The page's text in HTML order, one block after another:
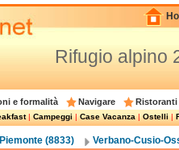
Rifugio alpino
e formalità Navigare Ristoranti
|Campeggi|Case Vacanza|Ostelli|
Piemonte (8833) Verbano-Cusio-